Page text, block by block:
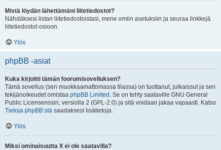
Mistä löydän lähettämäni liitetiedostot?
Nähdäksesi listan liitetiedostoistasi, mene omiin asetuksiin ja seuraa linkkejä
liitetiedostot-osioon.
Ylös
phpBB -asiat
Kuka kirjoitti tämän foorumisovelluksen?
Tämä sovellus (sen muokkaamattomassa tilassa) on tuottanut, julkaissut ja sen
tekijänoikeudet omistaa phpBB Limited . Se on tehty saataville GNU General
Public Licensenssin, versiolla 2 (GPL-2.0) ja sitä voidaan jakaa vapaasti. Katso
Tietoja phpBB:stä saadaksesi lisätietoja.
Ylös
Miksi ominaisuutta X ei ole saatavilla?